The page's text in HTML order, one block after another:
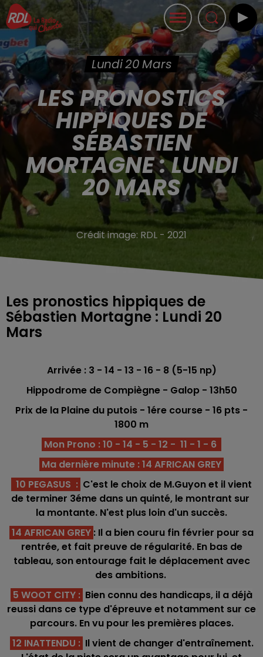
Lundi 20 Mars
LES PRONOSTICS
HIPPIQUES DE
SÉBASTIEN
MORTAGNE : LUNDI
20 MARS
Crédit image: RDL - 2021
Les pronostics hippiques de
Sébastien Mortagne : Lundi 20
Mars
Arrivée : 3 - 14 - 13 - 16 - 8 (5-15 np)
Hippodrome de Compiègne - Galop - 13h50
Prix de la Plaine du putois - 1ére course - 16 pts -
1800 m
Mon Prono : 10 - 14 - 5 - 12 - 11 - 1 - 6
Ma dernière minute : 14 AFRICAN GREY
10 PEGASUS : C'est le choix de M.Guyon et il vient
de terminer 3éme dans un quinté, le montrant sur
la montante. N'est plus loin d'un succès.
14 AFRICAN GREY : Il a bien couru fin février pour sa
rentrée, et fait preuve de régularité. En bas de
tableau, son entourage fait le déplacement avec
des ambitions.
5 WOOT CITY : Bien connu des handicaps, il a déjà
reussi dans ce type d'épreuve et notamment sur ce
parcours. En vu pour les premières places.
12 INATTENDU : Il vient de changer d'entraînement.